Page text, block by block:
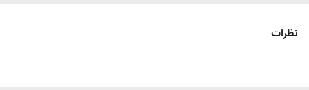
نظرات